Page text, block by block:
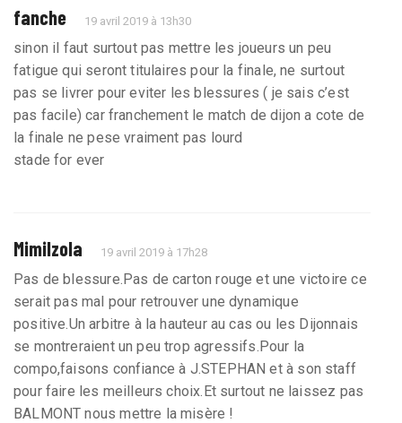
fanche 19 avril 2019 à 13h30
sinon il faut surtout pas mettre les joueurs un peu
fatigue qui seront titulaires pour la finale, ne surtout
pas se livrer pour eviter les blessures ( je sais c’est
pas facile) car franchement le match de dijon a cote de
la finale ne pese vraiment pas lourd
stade for ever
Mimilzola 19 avril 2019 à 17h28
Pas de blessure.Pas de carton rouge et une victoire ce
serait pas mal pour retrouver une dynamique
positive.Un arbitre à la hauteur au cas ou les Dijonnais
se montreraient un peu trop agressifs.Pour la
compo,faisons confiance à J.STEPHAN et à son staff
pour faire les meilleurs choix.Et surtout ne laissez pas
BALMONT nous mettre la misère !